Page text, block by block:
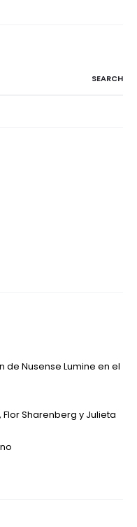
Nusense Lumine en el
Sharenberg y Julieta